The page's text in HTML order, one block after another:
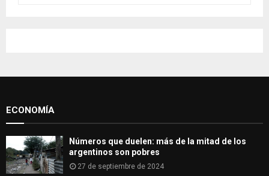
o
H
ECONOMÍA
Números que duelen: más de la mitad de los
argentinos son pobres
27 de septiembre de 2024